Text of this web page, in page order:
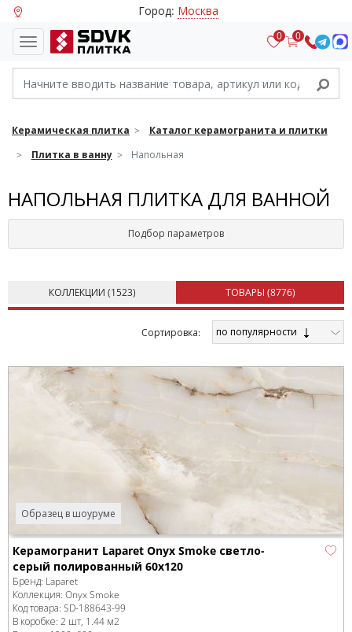
Город: Москва
0 0
Керамическая плитка
Каталог керамогранита и плитки
Плитка в ванну
Напольная
НАПОЛЬНАЯ ПЛИТКА ДЛЯ ВАННОЙ
Подбор параметров
КОЛЛЕКЦИИ (1523) ТОВАРЫ (8776)
Cортировка: по популярности
Образец в шоуруме
Керамогранит Laparet Onyx Smoke светло-
серый полированный 60x120
Бренд: Laparet
Коллекция: Onyx Smoke
Код товара: SD-188643-99
В коробке: 2 шт, 1.44 м2